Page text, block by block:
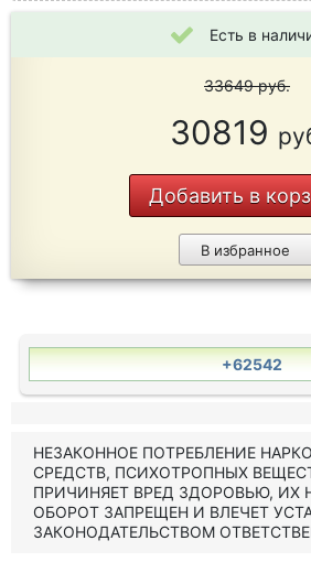
Есть в
33649руб.
30819
Добавить в
В избранное
+62542
НЕЗАКОННОЕ ПОТРЕБЛЕНИЕ
СРЕДСТВ, ПСИХОТРОПНЫХ
ПРИЧИНЯЕТ ВРЕД ЗДОРОВЬЮ, ИХ
ОБОРОТ ЗАПРЕЩЕН И ВЛЕЧЕТ
ЗАКОНОДАТЕЛЬСТВОМ